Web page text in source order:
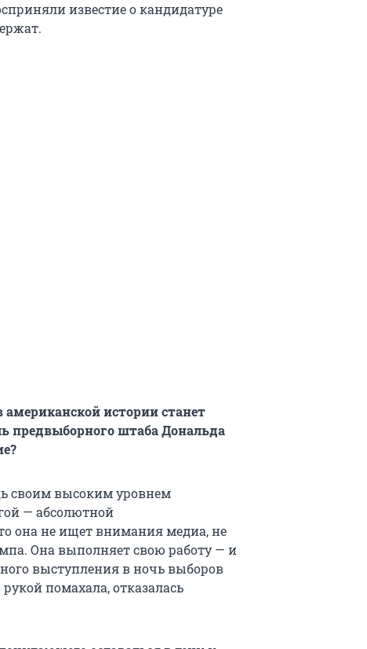
известие о кандидатуре
истории станет
предвыборного штаба Дональда
своим высоким уровнем
— абсолютной
она не ищет внимания медиа, не
Она выполняет свою работу — и
выступления в ночь выборов
помахала, отказалась